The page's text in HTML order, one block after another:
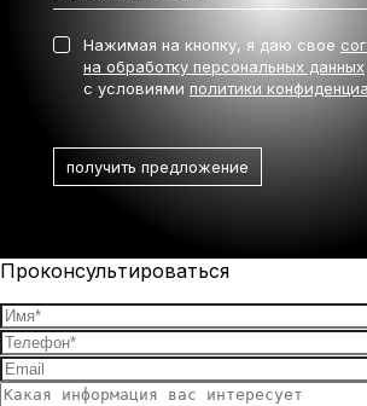
Нажимая на кнопку, я даю свое
на обработку персональных данных
с условиями политики
Проконсультироваться